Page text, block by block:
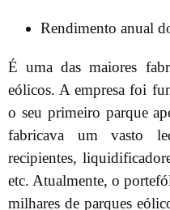
Rendimento anual
É uma das maiores
eólicos. A empresa foi
o seu primeiro parque
fabricava um vasto
recipientes,
etc. Atualmente, o
milhares de parques